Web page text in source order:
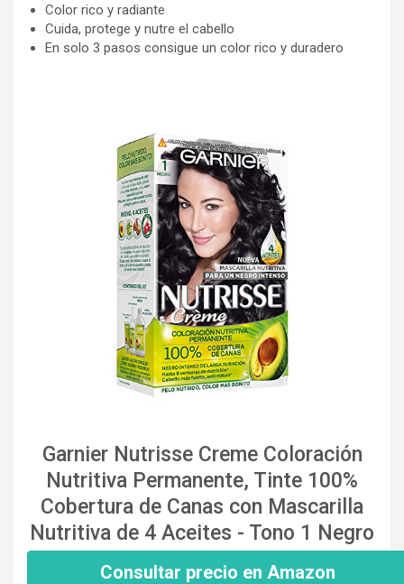
Color rico y radiante
Cuida, protege y nutre el cabello
En solo 3 pasos consigue un color rico y duradero
Garnier Nutrisse Creme Coloración
Nutritiva Permanente, Tinte 100%
Cobertura de Canas con Mascarilla
Nutritiva de 4 Aceites - Tono 1 Negro
Consultar precio en Amazon